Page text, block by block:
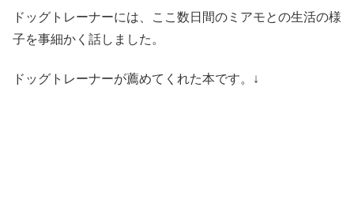
ドッグトレーナーには、ここ数日間のミアモとの生活の様
子を事細かく話しました。
ドッグトレーナーが薦めてくれた本です。↓